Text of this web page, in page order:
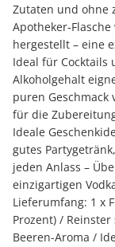
Zutaten und ohne
Apotheker-
hergestellt – eine
Ideal für Cocktails
Alkoholgehalt
puren
für die
Ideale
gutes
jeden Anlass –
einzigartigen
Lieferumfang: 1 x
Prozent) /
Beeren-Aroma /